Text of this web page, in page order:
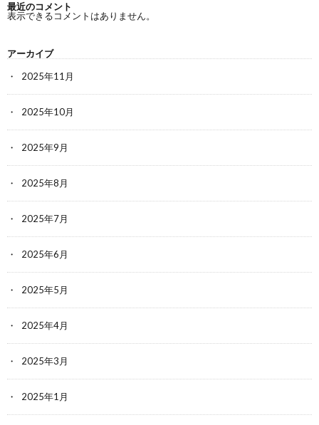
最近のコメント
表示できるコメントはありません。
アーカイブ
2025年11月
2025年10月
2025年9月
2025年8月
2025年7月
2025年6月
2025年5月
2025年4月
2025年3月
2025年1月